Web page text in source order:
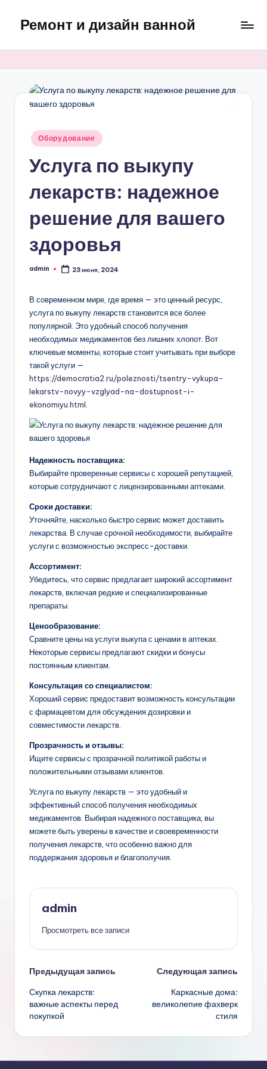
Перейти
содержимому
Ремонт и дизайн ванной
практичные
интерьерные
решения
Опубликовано
Оборудование
Услуга по выкупу
лекарств: надежное
решение для вашего
здоровья
Запись
admin 23 июня, 2024
В современном мире, где время — это ценный ресурс,
услуга по выкупу лекарств становится все более
популярной. Это удобный способ получения
необходимых медикаментов без лишних хлопот. Вот
ключевые моменты, которые стоит учитывать при выборе
такой услуги —
https://democratia2.ru/poleznosti/tsentry-vykupa-
lekarstv-novyy-vzglyad-na-dostupnost-i-
ekonomiyu.html
Надежность поставщика:
Выбирайте проверенные сервисы с хорошей репутацией,
которые сотрудничают с лицензированными аптеками.
Сроки доставки:
Уточняйте, насколько быстро сервис может доставить
лекарства. В случае срочной необходимости, выбирайте
услуги с возможностью экспресс-доставки.
Ассортимент:
Убедитесь, что сервис предлагает широкий ассортимент
лекарств, включая редкие и специализированные
препараты.
Ценообразование:
Сравните цены на услуги выкупа с ценами в аптеках.
Некоторые сервисы предлагают скидки и бонусы
постоянным клиентам.
Консультация со специалистом:
Хороший сервис предоставит возможность консультации
с фармацевтом для обсуждения дозировки и
совместимости лекарств.
Прозрачность и отзывы:
Ищите сервисы с прозрачной политикой работы и
положительными отзывами клиентов.
Услуга по выкупу лекарств — это удобный и
эффективный способ получения необходимых
медикаментов. Выбирая надежного поставщика, вы
можете быть уверены в качестве и своевременности
получения лекарств, что особенно важно для
поддержания здоровья и благополучия.
admin
Просмотреть все записи
Навигация
записи
Предыдущая запись
Скупка лекарств:
важные аспекты перед
покупкой
Следующая запись
Каркасные дома:
великолепие фахверк
стиля